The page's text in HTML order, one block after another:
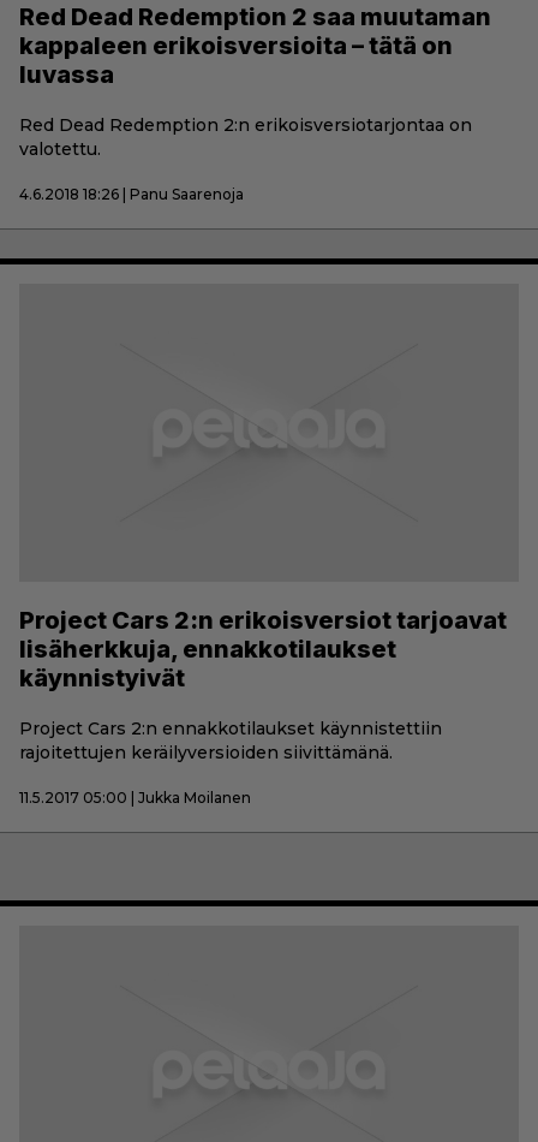
Red Dead Redemption 2 saa muutaman
kappaleen erikoisversioita – tätä on
luvassa
Red Dead Redemption 2:n erikoisversiotarjontaa on
valotettu.
4.6.2018 18:26 | Panu Saarenoja
Project Cars 2:n erikoisversiot tarjoavat
lisäherkkuja, ennakkotilaukset
käynnistyivät
Project Cars 2:n ennakkotilaukset käynnistettiin
rajoitettujen keräilyversioiden siivittämänä.
11.5.2017 05:00 | Jukka Moilanen